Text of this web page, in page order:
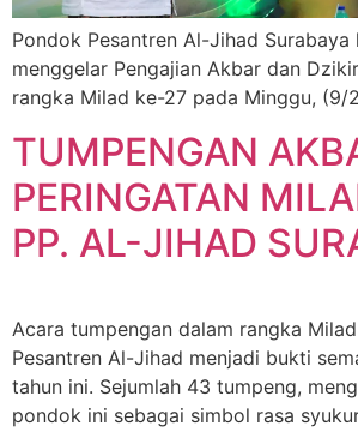
Pondok Pesantren Al-Jihad Surabaya
menggelar Pengajian Akbar dan
rangka Milad ke-27 pada Minggu, (9/
TUMPENGAN
PERINGATAN
PP. AL-JIHAD
Acara tumpengan dalam rangka
Pesantren Al-Jihad menjadi bukti
tahun ini. Sejumlah 43 tumpeng,
pondok ini sebagai simbol rasa